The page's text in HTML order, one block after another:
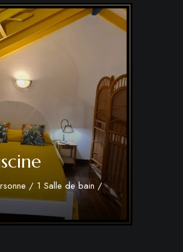
/ 1 Salle de bain /